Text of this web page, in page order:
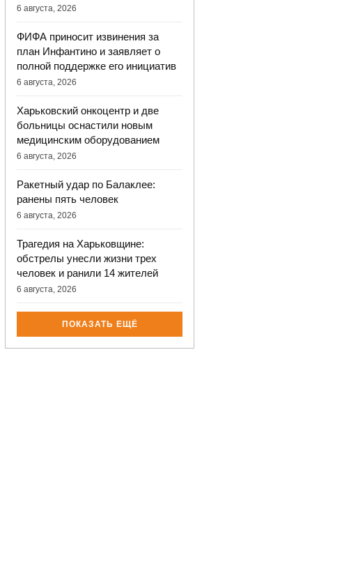
6 августа, 2026
ФИФА приносит извинения за
план Инфантино и заявляет о
полной поддержке его инициатив
6 августа, 2026
Харьковский онкоцентр и две
больницы оснастили новым
медицинским оборудованием
6 августа, 2026
Ракетный удар по Балаклее:
ранены пять человек
6 августа, 2026
Трагедия на Харьковщине:
обстрелы унесли жизни трех
человек и ранили 14 жителей
6 августа, 2026
ПОКАЗАТЬ ЕЩЁ